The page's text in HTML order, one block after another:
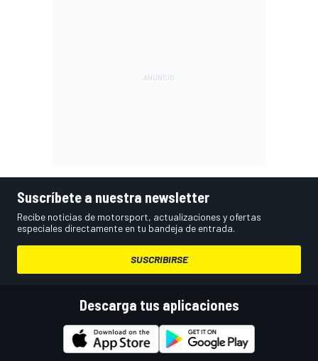
Suscríbete a nuestra newsletter
Recibe noticias de motorsport, actualizaciones y ofertas
especiales directamente en tu bandeja de entrada.
SUSCRIBIRSE
Descarga tus aplicaciones